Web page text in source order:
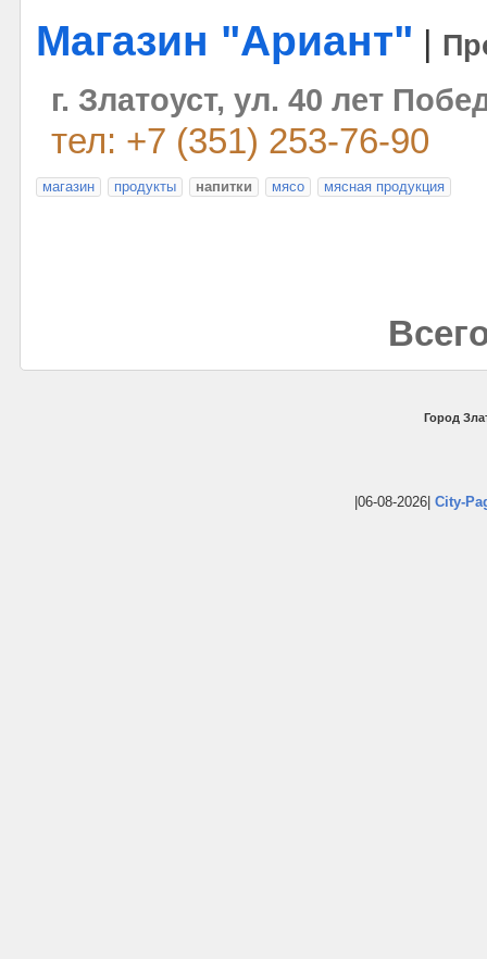
Магазин "Ариант"
г. Златоуст, ул. 40 лет
тел: +7 (351) 253-76-90
магазин продукты напитки мясо мясная продукция
Город
|06-08-2026| City-